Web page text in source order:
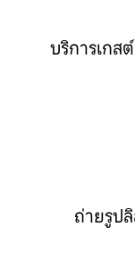
บริการเกส
ถ่ายรูป